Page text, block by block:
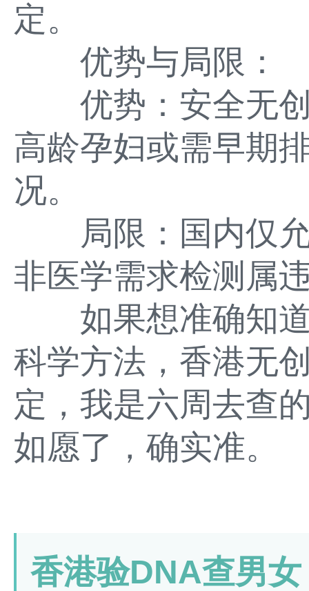
定。
优势与局限：
优势：安全无创
高龄孕妇或需早期
况。
局限：国内仅允
非医学需求检测属
如果想准确知道
科学方法，香港无
定，我是六周去查
如愿了，确实准。
香港验DNA查男